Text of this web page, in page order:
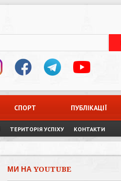
СПОРТ ПУБЛІКАЦІЇ
ТЕРИТОРІЯ УСПІХУ КОНТАКТИ
МИ НА YOUTUBE